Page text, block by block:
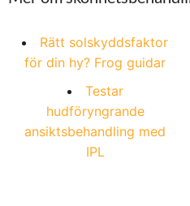
Rätt solskyddsfaktor
för din hy? Frog guidar
Testar
hudföryngrande
ansiktsbehandling med
IPL